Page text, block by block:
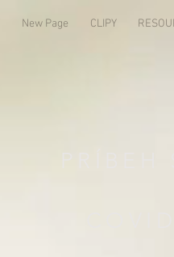
New Page CLIPY